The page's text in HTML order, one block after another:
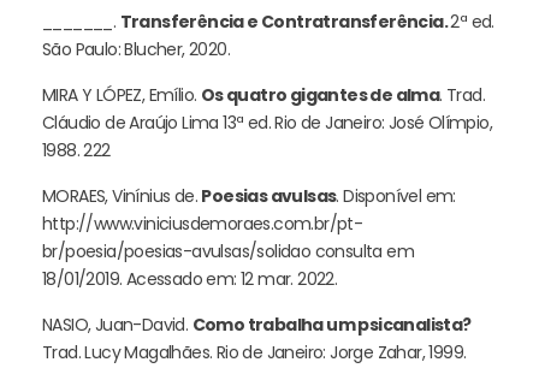
_______. Transferência e Contratransferência.2ª ed.
São Paulo: Blucher, 2020.
MIRA Y LÓPEZ, Emílio. Os quatro gigantes de alma. Trad.
Cláudio de Araújo Lima 13ª ed. Rio de Janeiro: José Olímpio,
1988. 222
MORAES, Vinínius de. Poesias avulsas. Disponível em:
http://www.viniciusdemoraes.com.br/pt-
br/poesia/poesias-avulsas/solidao consulta em
18/01/2019. Acessado em: 12 mar. 2022.
NASIO, Juan-David. Como trabalha um psicanalista?
Trad. Lucy Magalhães. Rio de Janeiro: Jorge Zahar, 1999.